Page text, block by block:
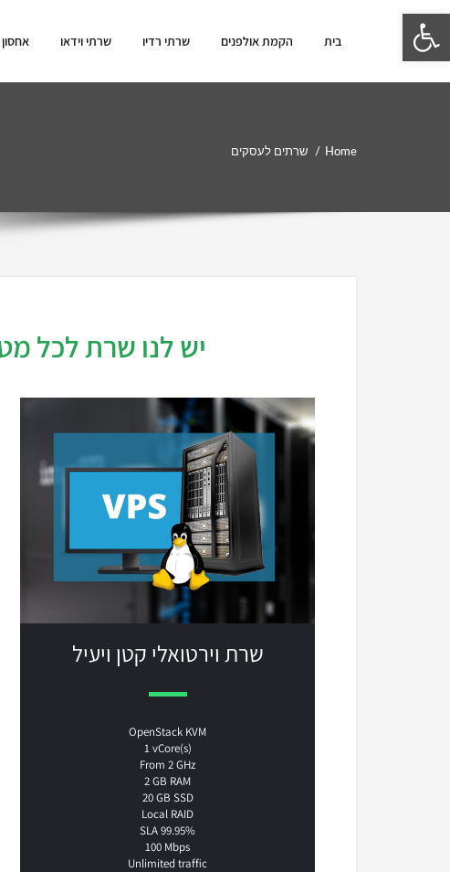
פתח סרגל נגישות שרתי וידאו שרתי רדיו הקמת אולפנים בית
Home שרתים לעסקים
יש לנו שרת לכל
שרת וירטואלי קטן ויעיל
OpenStack KVM
1 vCore(s)
From 2 GHz
2 GB RAM
20 GB SSD
Local RAID
SLA 99.95%
100 Mbps
Unlimited traffic